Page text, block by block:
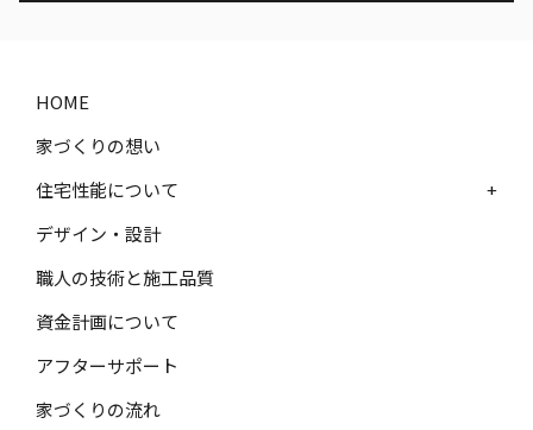
HOME
家づくりの想い
住宅性能について
+
デザイン・設計
職人の技術と施工品質
資金計画について
アフターサポート
家づくりの流れ